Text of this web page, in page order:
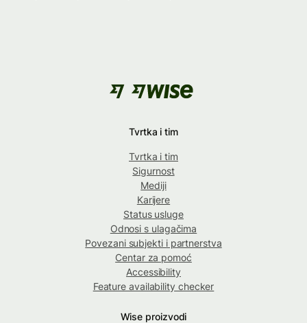
Tvrtka i tim
Tvrtka i tim
Sigurnost
Mediji
Karijere
Status usluge
Odnosi s ulagačima
Povezani subjekti i partnerstva
Centar za pomoć
Accessibility
Feature availability checker
Wise proizvodi